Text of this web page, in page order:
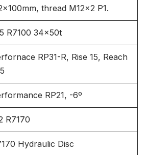
thread M12x2 P1.
R7100 34x50t
RP31-R, Rise 15, Reach
RP21, -6º
R7170
Hydraulic Disc